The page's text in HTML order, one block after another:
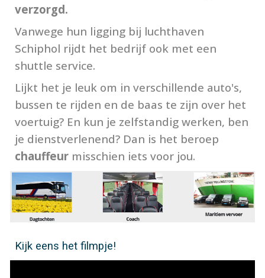
verzorgd.
Vanwege hun ligging bij luchthaven
Schiphol rijdt het bedrijf ook met een
shuttle service.
Lijkt het je leuk om in verschillende auto's,
bussen te rijden en de baas te zijn over het
voertuig? En kun je zelfstandig werken, ben
je dienstverlenend? Dan is het beroep
chauffeur misschien iets voor jou.
Kijk eens het filmpje!